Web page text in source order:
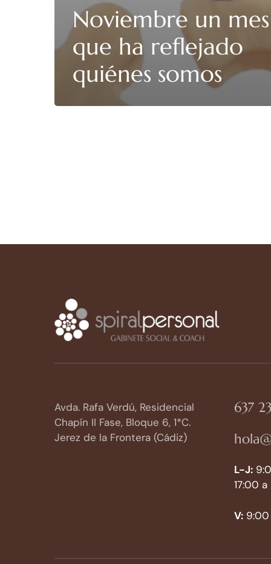
Noviembre un mes
que ha reflejado
quiénes somos
Avda. Rafa Verdú, Residencial
Chapín II Fase, Bloque 6, 1*C.
Jerez de la Frontera (Cádiz)
637
L-J:
17:00
V: 9:00